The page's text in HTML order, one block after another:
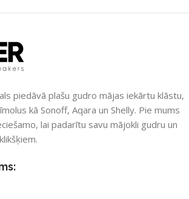
piedāvā plašu gudro mājas iekārtu klāstu,
kā Sonoff, Aqara un Shelly. Pie mums
lai padarītu savu mājokli gudru un